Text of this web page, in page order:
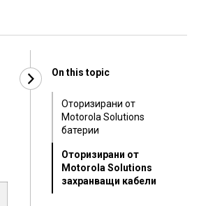
On this topic
Оторизирани от
Motorola Solutions
батерии
Оторизирани от
Motorola Solutions
захранващи кабели